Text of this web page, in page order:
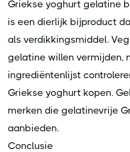
Griekse yoghurt gelatine
is een dierlijk bijproduct
als verdikkingsmiddel.
gelatine willen vermijden,
ingrediëntenlijst
Griekse yoghurt kopen.
merken die gelatinevrije
aanbieden.
Conclusie